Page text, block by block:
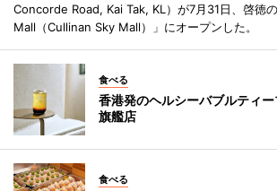
Concorde Road, Kai Tak, KL）が7月31日、啓徳
Mall（Cullinan Sky Mall）」にオープンした。
食べる
香港発のヘルシーバブルティ
旗艦店
食べる